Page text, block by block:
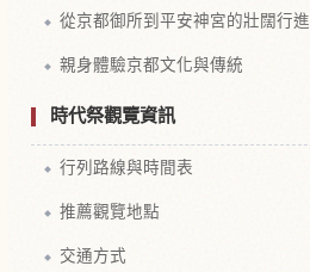
從京都御所到平安神宮的壯闊行進
親身體驗京都文化與傳統
時代祭觀覽資訊
行列路線與時間表
推薦觀覽地點
交通方式